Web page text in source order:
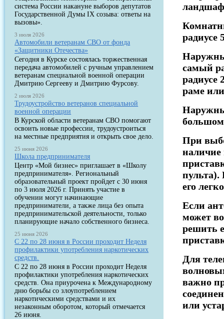
система России накануне выборов депутатов
Государственной Думы IX созыва: ответы на
вызовы».
3 июля 2026
Автомобили ветеранам СВО от фонда
«Защитники Отечества»
Сегодня в Курске состоялась торжественная
передача автомобилей с ручным управлением
ветеранам специальной военной операции
Дмитрию Сергееву и Дмитрию Фурсову.
2 июля 2026
Трудоустройство ветеранов специальной
военной операции
В Курской области ветеранам СВО помогают
освоить новые профессии, трудоустроиться
на местные предприятия и открыть свое дело.
25 июня 2026
Школа предпринимателя
Центр «Мой бизнес» приглашает в «Школу
предпринимателя». Региональный
образовательный проект пройдет с 30 июня
по 3 июля 2026 г. Принять участие в
обучении могут начинающие
предприниматели, а также лица без опыта
предпринимательской деятельности, только
планирующие начало собственного бизнеса.
25 июня 2026
С 22 по 28 июня в России проходит Неделя
профилактики употребления наркотических
средств.
С 22 по 28 июня в России проходит Неделя
профилактики употребления наркотических
средств. Она приурочена к Международному
дню борьбы со злоупотреблением
наркотическими средствами и их
незаконным оборотом, который отмечается
26 июня.
радиусе
самый
радиусе
раме
большом
При
наличие
его
Если
может
решить
Для
важно
или